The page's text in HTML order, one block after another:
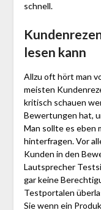
schnell.
lesen kann
Allzu oft hört man
meisten
kritisch schauen
Bewertungen hat,
Man sollte es eben
hinterfragen. Vor
Kunden in den
Lautsprecher
gar keine
Testportalen
Sie wenn ein